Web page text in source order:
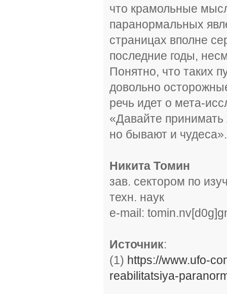
что крамольные
паранормальных
страницах вполне
последние годы,
Понятно, что таких
довольно
речь идет о мета-
«Давайте
но бывают и чудеса».
Никита Томин
зав. сектором по
техн. наук
e-mail:
Источник:
(1) https://www.ufo-
reabilitatsiya-